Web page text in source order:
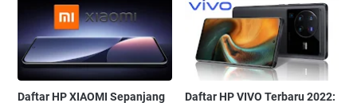
Daftar HP XIAOMI Sepanjang
Daftar HP VIVO Terbaru 2022: